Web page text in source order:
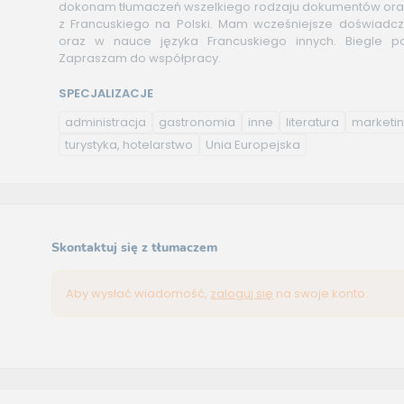
dokonam tłumaczeń wszelkiego rodzaju dokumentów
z Francuskiego na Polski. Mam wcześniejsze
oraz w nauce języka Francuskiego innych. Biegle
Zapraszam do współpracy.
SPECJALIZACJE
administracja
gastronomia inne literatura
turystyka, hotelarstwo
Unia Europejska
Skontaktuj się z tłumaczem
Aby wysłać wiadomość, zaloguj się na swoje konto.